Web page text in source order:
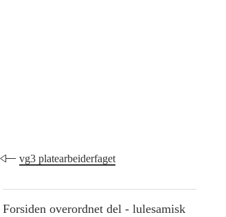
vg3 platearbeiderfaget
Forsiden overordnet del - lulesamisk